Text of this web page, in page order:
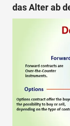
das Alter ab